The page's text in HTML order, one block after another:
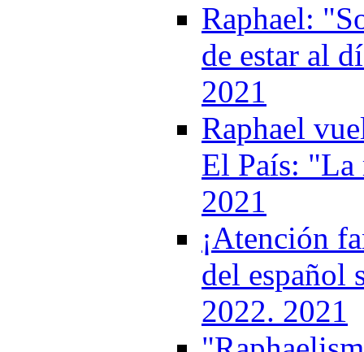
Raphael:
de estar al
2021
Raphael
El País: "La
2021
¡Atención
del español
2022. 2021